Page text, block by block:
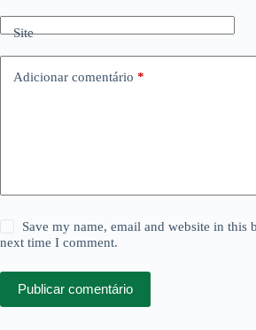
Site
Adicionar comentário *
Save my name, email and website in this
next time I comment.
Publicar comentário